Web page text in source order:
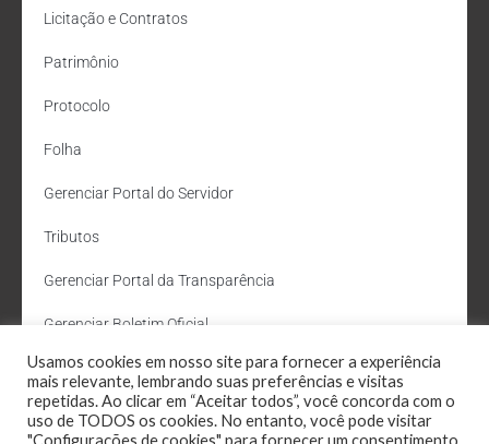
Licitação e Contratos
Patrimônio
Protocolo
Folha
Gerenciar Portal do Servidor
Tributos
Gerenciar Portal da Transparência
Gerenciar Boletim Oficial
Departamento de Água e Esgoto
Administração Site
Usamos cookies em nosso site para fornecer a experiência
mais relevante, lembrando suas preferências e visitas
repetidas. Ao clicar em “Aceitar todos”, você concorda com o
uso de TODOS os cookies. No entanto, você pode visitar
"Configurações de cookies" para fornecer um consentimento